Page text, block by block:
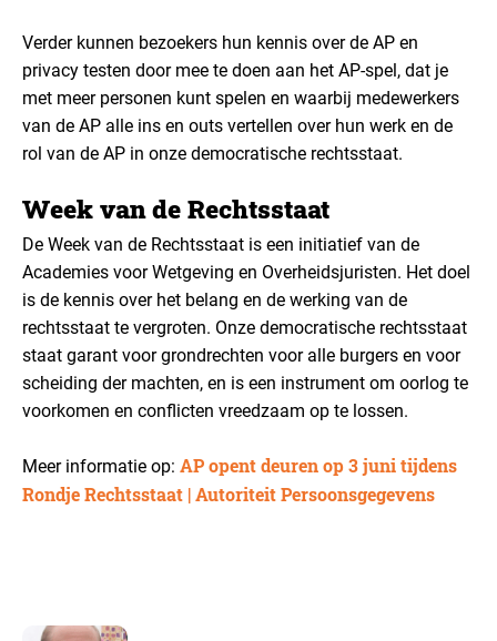
Verder kunnen bezoekers hun kennis over de AP en
privacy testen door mee te doen aan het AP-spel, dat je
met meer personen kunt spelen en waarbij medewerkers
van de AP alle ins en outs vertellen over hun werk en de
rol van de AP in onze democratische rechtsstaat.
Week van de Rechtsstaat
De Week van de Rechtsstaat is een initiatief van de
Academies voor Wetgeving en Overheidsjuristen. Het doel
is de kennis over het belang en de werking van de
rechtsstaat te vergroten. Onze democratische rechtsstaat
staat garant voor grondrechten voor alle burgers en voor
scheiding der machten, en is een instrument om oorlog te
voorkomen en conflicten vreedzaam op te lossen.
Meer informatie op: AP opent deuren op 3 juni tijdens
Rondje Rechtsstaat | Autoriteit Persoonsgegevens